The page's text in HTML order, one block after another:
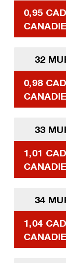
0,95
32
0,98
33
1,01
34
1,04